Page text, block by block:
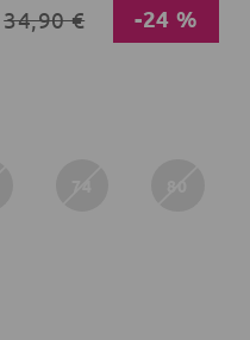
34,90 € -24 %